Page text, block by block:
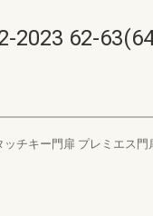
2023 62-
ッチキー門扉 プレミエス門